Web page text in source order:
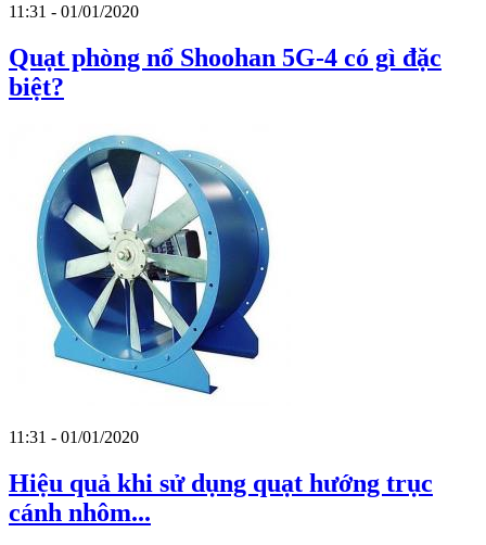
11:31 - 01/01/2020
Quạt phòng nổ Shoohan 5G-4 có gì đặc
biệt?
11:31 - 01/01/2020
Hiệu quả khi sử dụng quạt hướng trục
cánh nhôm...